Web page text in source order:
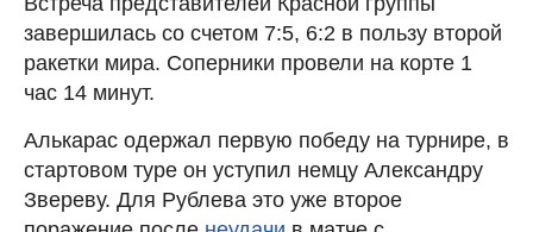
завершилась со счетом 7:5, 6:2 в пользу второй
ракетки мира. Соперники провели на корте 1
час 14 минут.
Алькарас одержал первую победу на турнире, в
стартовом туре он уступил немцу Александру
Звереву. Для Рублева это уже второе